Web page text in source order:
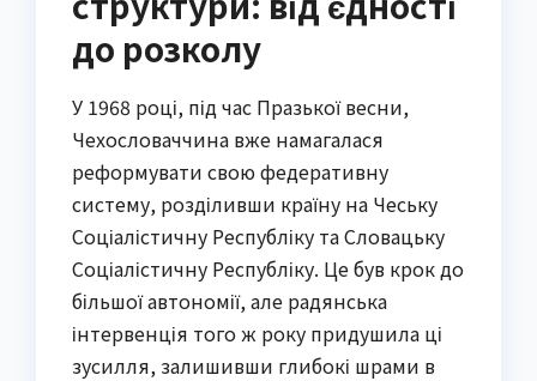
до розколу
У 1968 році, під час Празької весни,
Чехословаччина вже намагалася
реформувати свою федеративну
систему, розділивши країну на Чеську
Соціалістичну Республіку та Словацьку
Соціалістичну Республіку. Це був крок до
більшої автономії, але радянська
інтервенція того ж року придушила ці
зусилля, залишивши глибокі шрами в